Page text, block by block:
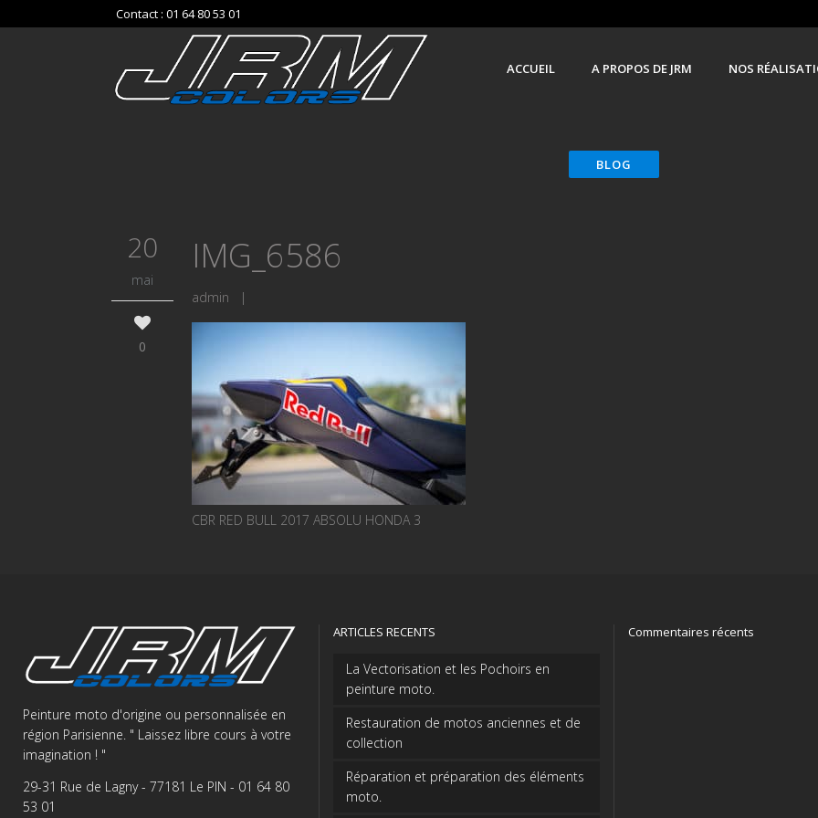
Contact : 01 64 80 53 01
ACCUEIL A PROPOS DE JRM NOS
20
mai
0
IMG_6586
admin |
CBR RED BULL 2017 ABSOLU HONDA 3
Peinture moto d'origine ou personnalisée en
région Parisienne. " Laissez libre cours à votre
imagination ! "
29-31 Rue de Lagny - 77181 Le PIN - 01 64 80
53 01
ARTICLES RECENTS
La Vectorisation et les Pochoirs en
peinture moto.
Restauration de motos anciennes et de
collection
Réparation et préparation des éléments
moto.
Commentaires récents